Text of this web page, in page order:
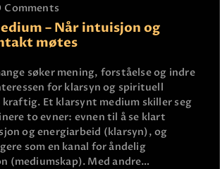
OSS
Comments
– Når intuisjon og
møtes
søker mening, forståelse og indre
for klarsyn og spirituell
Et klarsynt medium skiller seg
to evner: evnen til å se klart
og energiarbeid (klarsyn), og
som en kanal for åndelig
(mediumskap). Med andre…